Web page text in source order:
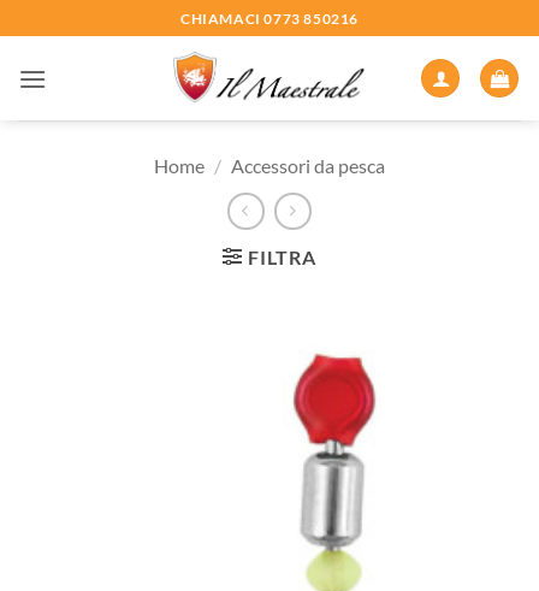
ai
contenuti
CHIAMACI 0773 850216
Home / Accessori da pesca
FILTRA